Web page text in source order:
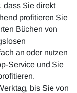
dass Sie direkt
profitieren Sie
Büchen von
an oder nutzen
Service und Sie
bis Sie von